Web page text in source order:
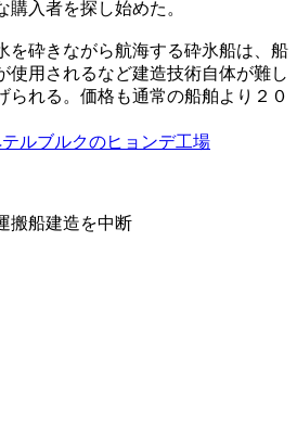
購入者を探し始めた。
を砕きながら航海する砕氷船は、船
使用されるなど建造技術自体が難し
られる。価格も通常の船舶より２０
ルブルクのヒョンデ工場
搬船建造を中断